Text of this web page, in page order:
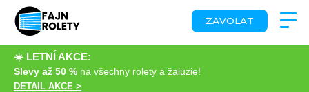
ZAVOLAT
☀️ LETNÍ AKCE:
Slevy až 50 % na všechny rolety a žaluzie!
DETAIL AKCE >